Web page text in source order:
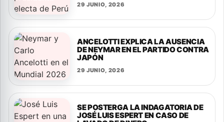
29 JUNIO, 2026
ANCELOTTI EXPLICA LA AUSENCIA
DE NEYMAR EN EL PARTIDO CONTRA
JAPÓN
29 JUNIO, 2026
SE POSTERGA LA INDAGATORIA DE
JOSÉ LUIS ESPERT EN CASO DE